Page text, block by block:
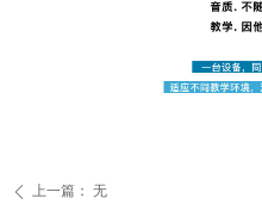
ꄴ 上一篇： 无